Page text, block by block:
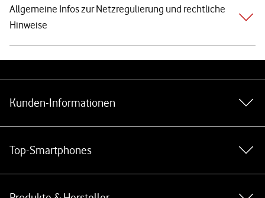
Allgemeine Infos zur Netzregulierung und rechtliche
Hinweise
Kunden-Informationen
Top-Smartphones